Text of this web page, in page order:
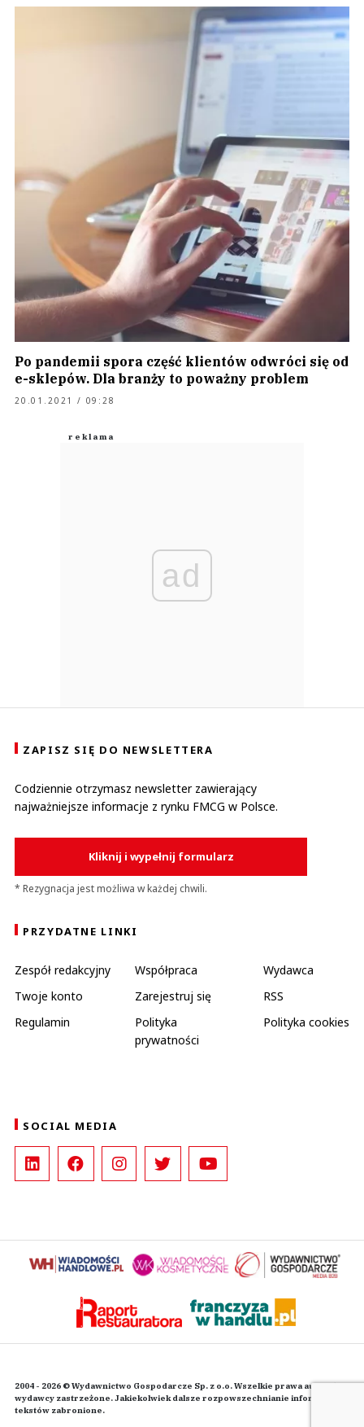
Po pandemii spora część klientów odwróci się od
e-sklepów. Dla branży to poważny problem
20.01.2021 / 09:28
ad
ZAPISZ SIĘ DO NEWSLETTERA
Codziennie otrzymasz newsletter zawierający
najważniejsze informacje z rynku FMCG w Polsce.
Kliknij i wypełnij formularz
* Rezygnacja jest możliwa w każdej chwili.
PRZYDATNE LINKI
Zespół redakcyjny Współpraca
Wydawca
Twoje konto
Zarejestruj się
RSS
Regulamin
Polityka
prywatności
Polityka cookies
SOCIAL MEDIA
2004 - 2026 © Wydawnictwo Gospodarcze Sp. z o.o. Wszelkie prawa autorskie
wydawcy zastrzeżone. Jakiekolwiek dalsze rozpowszechnianie informacji i
tekstów zabronione.